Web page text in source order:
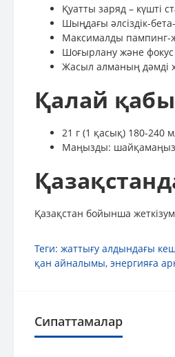
Қуатты заряд – күшті
Шыңдағы әлсіздік-
Максималды пампинг-
Шоғырлану және
Жасыл алманың дәмді
Қалай
21 г (1 қасық) 180-240
Маңызды: шайқамаңыз,
Қазақстан бойынша
Теги: жаттығу алдындағы
қан айналымы, энергияға
Сипаттамалар